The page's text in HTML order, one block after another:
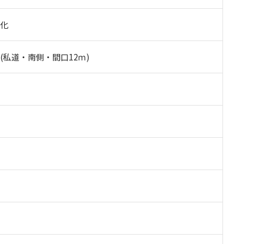
私道・南側・間口12ｍ)